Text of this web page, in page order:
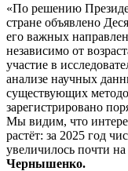
«По решению
стране объявлено
его важных
независимо от
участие в
анализе научных
существующих
зарегистрировано
Мы видим, что
растёт: за 2025 год
увеличилось почти
Чернышенко.